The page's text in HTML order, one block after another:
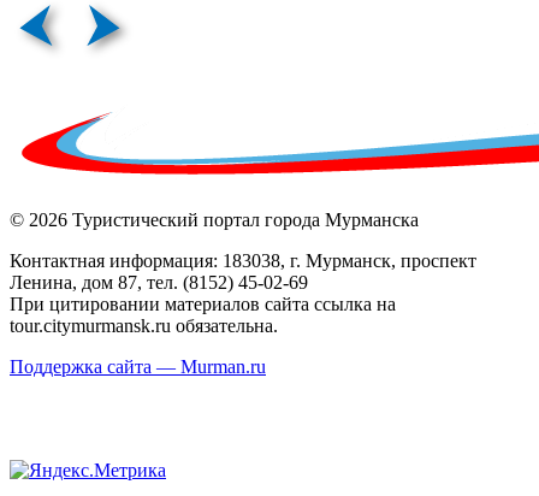
© 2026 Туристический портал города Мурманска
Контактная информация: 183038, г. Мурманск, проспект
Ленина, дом 87, тел. (8152) 45-02-69
При цитировании материалов сайта ссылка на
tour.citymurmansk.ru обязательна.
Поддержка сайта — Murman.ru